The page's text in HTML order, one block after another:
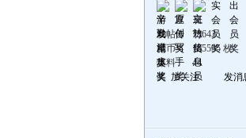
发帖
73643
昆币
155595 枚
爆料
44
加关注
发消